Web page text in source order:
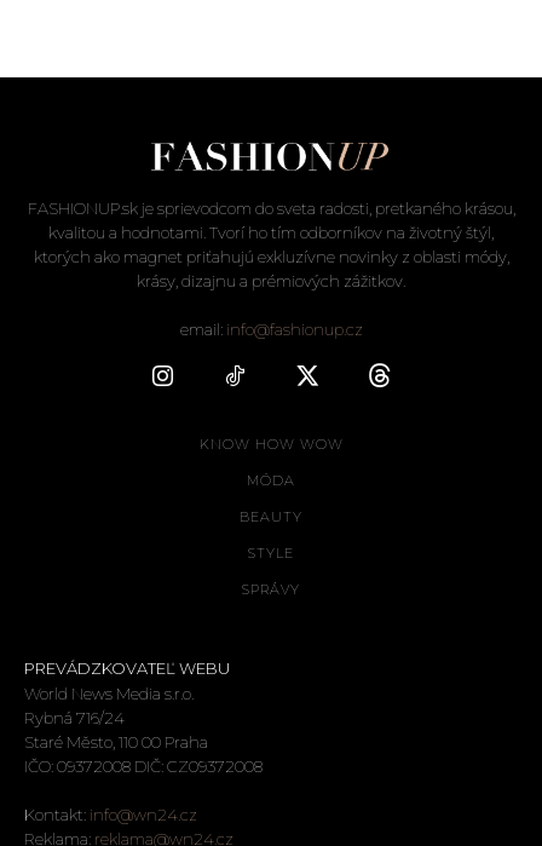
FASHIONUP.sk je sprievodcom do sveta radosti, pretkaného krásou,
kvalitou a hodnotami. Tvorí ho tím odborníkov na životný štýl,
ktorých ako magnet priťahujú exkluzívne novinky z oblasti módy,
krásy, dizajnu a prémiových zážitkov.
email: info@fashionup.cz
KNOW HOW WOW
MÓDA
BEAUTY
STYLE
SPRÁVY
PREVÁDZKOVATEĽ WEBU
World News Media s.r.o.
Rybná 716/24
Staré Město, 110 00 Praha
IČO: 09372008 DIČ: CZ09372008
Kontakt: info@wn24.cz
Reklama: reklama@wn24.cz